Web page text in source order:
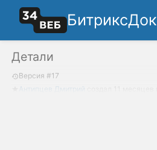
БитриксДок
Детали
Версия #17
Антипцев Дмитрий